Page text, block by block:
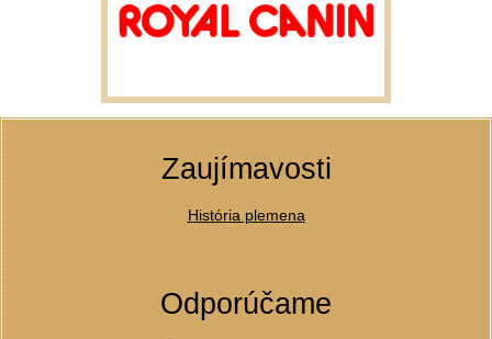
Zaujímavosti
História plemena
Odporúčame